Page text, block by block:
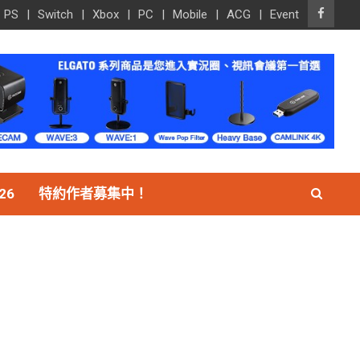
PS Switch Xbox PC Mobile ACG Event
特約作者募集中！